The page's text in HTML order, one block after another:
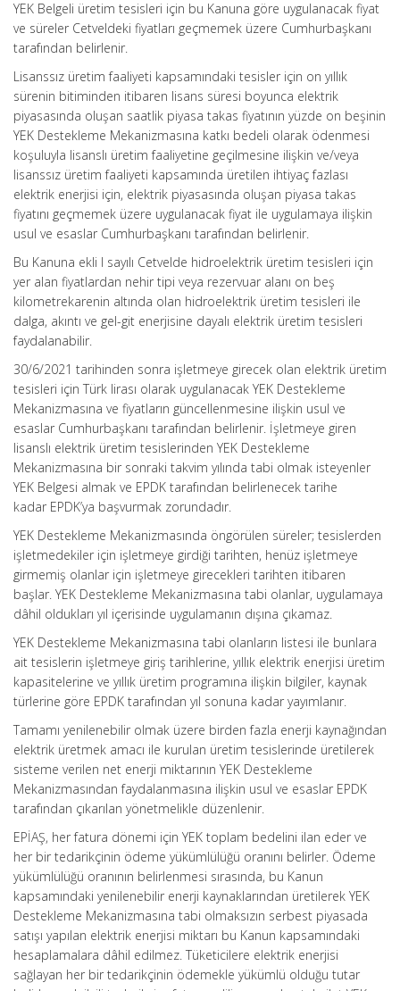
YEK Belgeli üretim tesisleri için bu Kanuna göre uygulanacak fiyat
ve süreler Cetveldeki fiyatları geçmemek üzere Cumhurbaşkanı
tarafından belirlenir.
Lisanssız üretim faaliyeti kapsamındaki tesisler için on yıllık
sürenin bitiminden itibaren lisans süresi boyunca elektrik
piyasasında oluşan saatlik piyasa takas fiyatının yüzde on beşinin
YEK Destekleme Mekanizmasına katkı bedeli olarak ödenmesi
koşuluyla lisanslı üretim faaliyetine geçilmesine ilişkin ve/veya
lisanssız üretim faaliyeti kapsamında üretilen ihtiyaç fazlası
elektrik enerjisi için, elektrik piyasasında oluşan piyasa takas
fiyatını geçmemek üzere uygulanacak fiyat ile uygulamaya ilişkin
usul ve esaslar Cumhurbaşkanı tarafından belirlenir.
Bu Kanuna ekli I sayılı Cetvelde hidroelektrik üretim tesisleri için
yer alan fiyatlardan nehir tipi veya rezervuar alanı on beş
kilometrekarenin altında olan hidroelektrik üretim tesisleri ile
dalga, akıntı ve gel-git enerjisine dayalı elektrik üretim tesisleri
faydalanabilir.
30/6/2021 tarihinden sonra işletmeye girecek olan elektrik üretim
tesisleri için Türk lirası olarak uygulanacak YEK Destekleme
Mekanizmasına ve fiyatların güncellenmesine ilişkin usul ve
esaslar Cumhurbaşkanı tarafından belirlenir. İşletmeye giren
lisanslı elektrik üretim tesislerinden YEK Destekleme
Mekanizmasına bir sonraki takvim yılında tabi olmak isteyenler
YEK Belgesi almak ve EPDK tarafından belirlenecek tarihe
kadar EPDK’ya başvurmak zorundadır.
YEK Destekleme Mekanizmasında öngörülen süreler; tesislerden
işletmedekiler için işletmeye girdiği tarihten, henüz işletmeye
girmemiş olanlar için işletmeye girecekleri tarihten itibaren
başlar. YEK Destekleme Mekanizmasına tabi olanlar, uygulamaya
dâhil oldukları yıl içerisinde uygulamanın dışına çıkamaz.
YEK Destekleme Mekanizmasına tabi olanların listesi ile bunlara
ait tesislerin işletmeye giriş tarihlerine, yıllık elektrik enerjisi üretim
kapasitelerine ve yıllık üretim programına ilişkin bilgiler, kaynak
türlerine göre EPDK tarafından yıl sonuna kadar yayımlanır.
Tamamı yenilenebilir olmak üzere birden fazla enerji kaynağından
elektrik üretmek amacı ile kurulan üretim tesislerinde üretilerek
sisteme verilen net enerji miktarının YEK Destekleme
Mekanizmasından faydalanmasına ilişkin usul ve esaslar EPDK
tarafından çıkarılan yönetmelikle düzenlenir.
EPİAŞ, her fatura dönemi için YEK toplam bedelini ilan eder ve
her bir tedarikçinin ödeme yükümlülüğü oranını belirler. Ödeme
yükümlülüğü oranının belirlenmesi sırasında, bu Kanun
kapsamındaki yenilenebilir enerji kaynaklarından üretilerek YEK
Destekleme Mekanizmasına tabi olmaksızın serbest piyasada
satışı yapılan elektrik enerjisi miktarı bu Kanun kapsamındaki
hesaplamalara dâhil edilmez. Tüketicilere elektrik enerjisi
sağlayan her bir tedarikçinin ödemekle yükümlü olduğu tutar